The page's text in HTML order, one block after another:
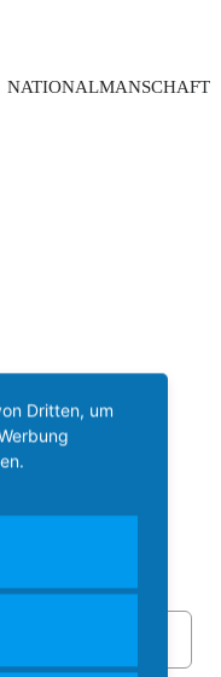
NATIONALMANSCHAFT
Dritten, um